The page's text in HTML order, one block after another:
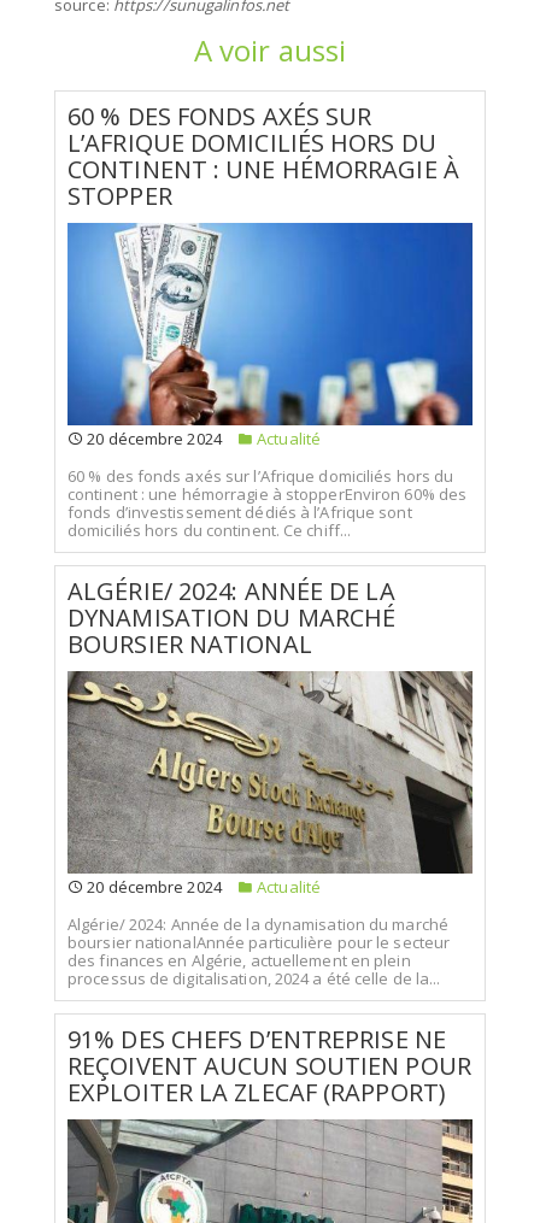
A voir aussi
60 % DES FONDS AXÉS SUR
L’AFRIQUE DOMICILIÉS HORS DU
CONTINENT : UNE HÉMORRAGIE À
STOPPER
20 décembre 2024
Actualité
60 % des fonds axés sur l’Afrique domiciliés hors du
continent : une hémorragie à stopperEnviron 60% des
fonds d’investissement dédiés à l’Afrique sont
domiciliés hors du continent. Ce chiff...
ALGÉRIE/ 2024: ANNÉE DE LA
DYNAMISATION DU MARCHÉ
BOURSIER NATIONAL
20 décembre 2024
Actualité
Algérie/ 2024: Année de la dynamisation du marché
boursier nationalAnnée particulière pour le secteur
des finances en Algérie, actuellement en plein
processus de digitalisation, 2024 a été celle de la...
91% DES CHEFS D’ENTREPRISE NE
REÇOIVENT AUCUN SOUTIEN POUR
EXPLOITER LA ZLECAF (RAPPORT)